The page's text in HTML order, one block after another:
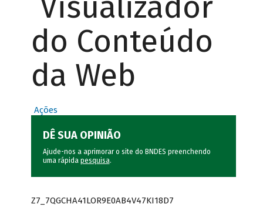
do Conteúdo
da Web
Ações
DÊ SUA OPINIÃO
Ajude-nos a aprimorar o site do BNDES preenchendo
uma rápida pesquisa.
Z7_7QGCHA41LOR9E0AB4V47KI18D7